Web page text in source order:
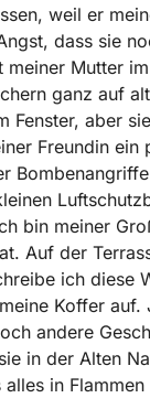
weil er
dass sie
Mutter
ganz auf
Fenster, aber
Freundin ein
bin meiner
Auf der
ich diese
Koffer auf.
andere
in der Alten
in